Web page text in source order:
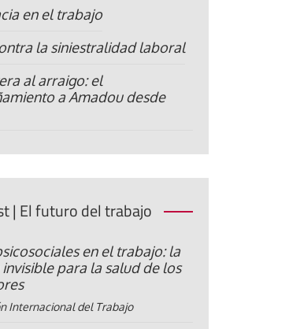
en el trabajo
la siniestralidad laboral
al arraigo: el
a Amadou desde
| El futuro del trabajo
en el trabajo: la
para la salud de los
Internacional del Trabajo